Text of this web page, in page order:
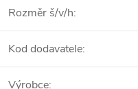
Rozměr š/v/h:
Kod dodavatele:
Výrobce: